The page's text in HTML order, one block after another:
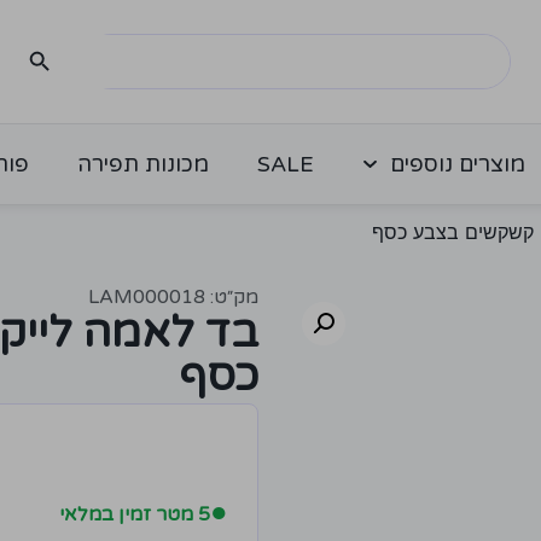
מוצרים נוספים SALE מכונות תפירה
קשקשים בצבע כסף
מק״ט: LAM000018
בד לאמה
כסף
●5 מטר זמין במלאי